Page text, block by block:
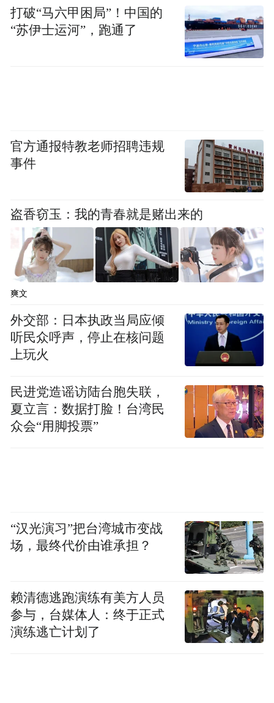
打破“马六甲困局”！中国的
“苏伊士运河”，跑通了
官方通报特教老师招聘违规
事件
盗香窃玉：我的青春就是赌出来的
爽文
外交部：日本执政当局应倾
听民众呼声，停止在核问题
上玩火
民进党造谣访陆台胞失联，
夏立言：数据打脸！台湾民
众会“用脚投票”
“汉光演习”把台湾城市变战
场，最终代价由谁承担？
赖清德逃跑演练有美方人员
参与，台媒体人：终于正式
演练逃亡计划了